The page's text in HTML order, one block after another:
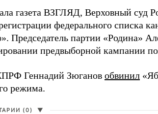
газета ВЗГЛЯД, Верховный суд
федерального списка
Председатель партии «Родина»
предвыборной кампании
Геннадий Зюганов обвинил
режима.
(0) ▼